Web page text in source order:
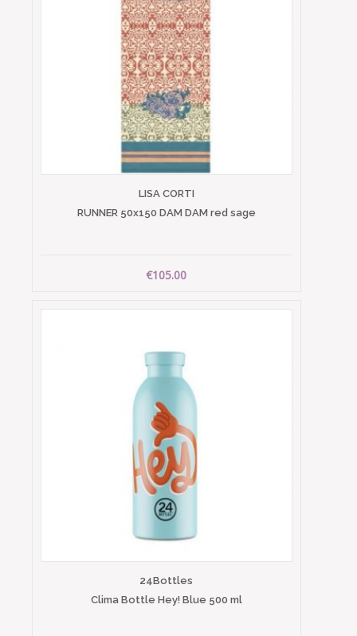
LISA CORTI
RUNNER 50x150 DAM DAM red sage
€105.00
24Bottles
Clima Bottle Hey! Blue 500 ml